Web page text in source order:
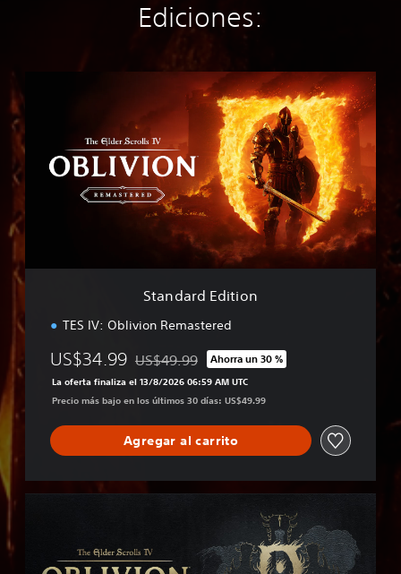
Ediciones:
t
Standard Edition
TES IV: Oblivion Remastered
US$34.99 Rebajado del precio original de US$49.99
US$49.99 Ahorra un 30 %
La oferta finaliza el 13/8/2026 06:59 AM UTC
Precio más bajo en los últimos 30 días: US$49.99
Agregar al carrito